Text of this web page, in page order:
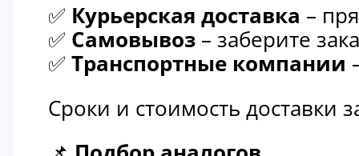
✅ Курьерская доставка –
✅ Самовывоз – заберите
✅ Транспортные компании
Сроки и стоимость доставки